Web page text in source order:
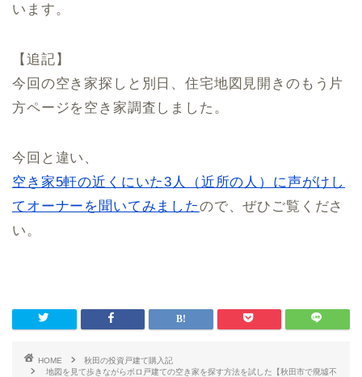
います。
【追記】
今回の空き家探しと別日、住宅地図見開きのもう片
方ページを空き家調査しました。
今回と違い、
空き家5軒の近くにいた3人（近所の人）に声がけし
てオーナーを聞いてみましたので、ぜひご覧くださ
い。
HOME
秋田の投資戸建て購入記
地図を見て歩きながらボロ戸建ての空き家を探す方法を試した【秋田市で廃墟不